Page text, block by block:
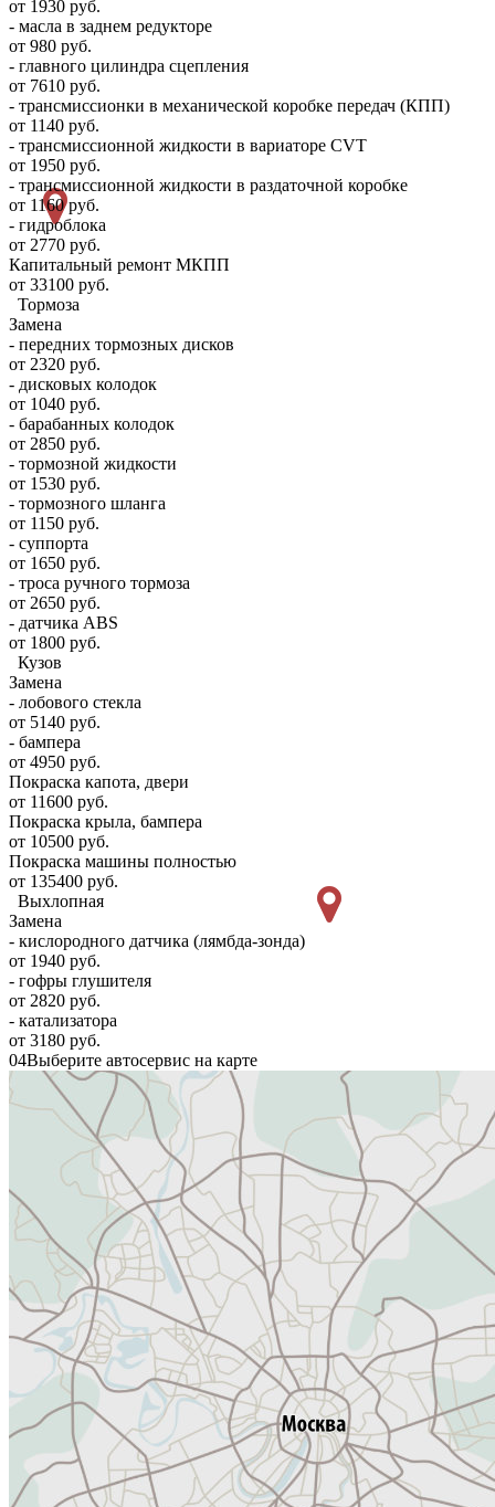
от 1930 руб.
- масла в заднем редукторе
от 980 руб.
- главного цилиндра сцепления
от 7610 руб.
- трансмиссионки в механической коробке передач (КПП)
от 1140 руб.
- трансмиссионной жидкости в вариаторе CVT
от 1950 руб.
- трансмиссионной жидкости в раздаточной коробке
от 1160 руб.
- гидроблока
от 2770 руб.
Капитальный ремонт МКПП
от 33100 руб.
Тормоза
Замена
- передних тормозных дисков
от 2320 руб.
- дисковых колодок
от 1040 руб.
- барабанных колодок
от 2850 руб.
- тормозной жидкости
от 1530 руб.
- тормозного шланга
от 1150 руб.
- суппорта
от 1650 руб.
- троса ручного тормоза
от 2650 руб.
- датчика ABS
от 1800 руб.
Кузов
Замена
- лобового стекла
от 5140 руб.
- бампера
от 4950 руб.
Покраска капота, двери
от 11600 руб.
Покраска крыла, бампера
от 10500 руб.
Покраска машины полностью
от 135400 руб.
Выхлопная
Замена
- кислородного датчика (лямбда-зонда)
от 1940 руб.
- гофры глушителя
от 2820 руб.
- катализатора
от 3180 руб.
04Выберите автосервис на карте